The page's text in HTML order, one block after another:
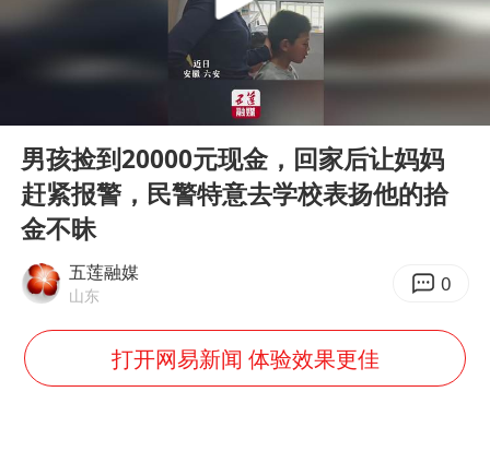
台军“汉光秀”开场闹剧多
段绚竞因公牺牲 年仅44岁
1岁宝宝碰坏纸巾盒 宝妈被索赔924元
女子开一天一夜空调后二氧化碳中毒
Play
男孩捡到20000元现金，回家后让妈妈
赶紧报警，民警特意去学校表扬他的拾
金不昧
五莲融媒
山东 0
打开网易新闻 体验效果更佳